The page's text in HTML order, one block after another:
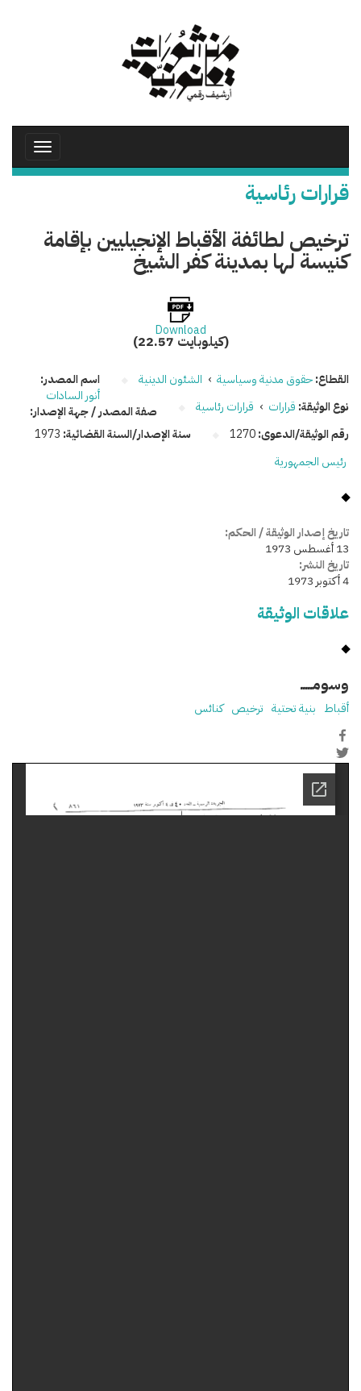
Toggle
قرارات رئاسية
ترخيص لطائفة الأقباط الإنجيليين بإقامة
كنيسة لها بمدينة كفر الشيخ
Download
(22.57 كيلوبايت)
القطاع:حقوق مدنية وسياسية › الشئون الدينية
نوع الوثيقة: قرارات › قرارات رئاسية
رقم الوثيقة/الدعوى:1270 سنة الإصدار/السنة القضائية: 1973
اسم المصدر:
أنور السادات
صفة المصدر / جهة الإصدار:
رئيس الجمهورية
تاريخ إصدار الوثيقة / الحكم:
13 أغسطس 1973
تاريخ النشر:
4 أكتوبر 1973
علاقات الوثيقة
وسومـــــ
أقباط بنية تحتية ترخيص كنائس